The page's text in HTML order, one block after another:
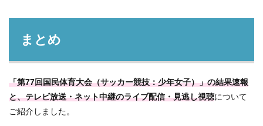
まとめ
「第77回国民体育大会（サッカー競技：少年女子）」の結果速報
と、テレビ放送・ネット中継のライブ配信・見逃し視聴について
ご紹介しました。